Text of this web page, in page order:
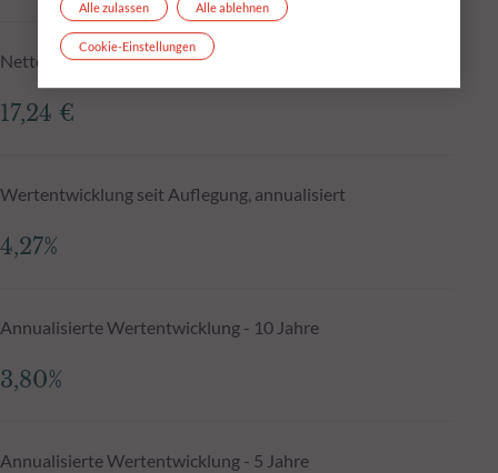
Nettoinventarwert N-1
17,24 €
Wertentwicklung seit Auflegung, annualisiert
4,27%
Annualisierte Wertentwicklung - 10 Jahre
3,80%
Annualisierte Wertentwicklung - 5 Jahre
Alle ablehnen
Alle zulassen
Cookie-Einstellungen